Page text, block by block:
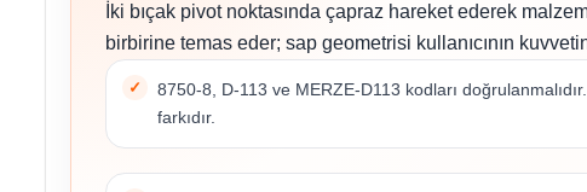
İki bıçak pivot noktasında çapraz hareket ederek
birbirine temas eder; sap geometrisi kullanıcının
8750-8, D-113 ve MERZE-D113 kodları
farkıdır.